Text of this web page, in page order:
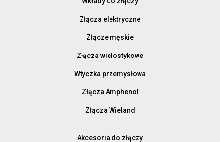
Złącza elektryczne
Złącze męskie
Złącza wielostykowe
Wtyczka przemysłowa
Złącza Amphenol
Złącza Wieland
Akcesoria do złączy